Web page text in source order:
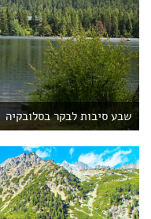
שבע סיבות לבקר בסלובקיה